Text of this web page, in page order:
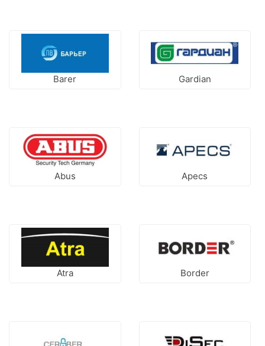
Barer Gardian
Abus Apecs
Atra Border